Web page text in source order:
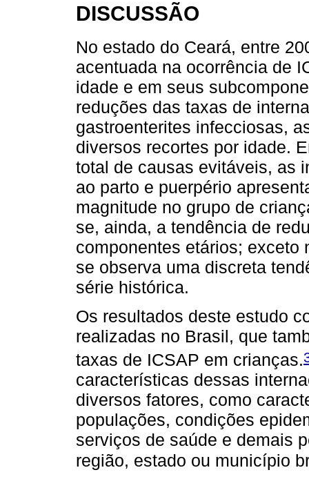
DISCUSSÃO
No estado do Ceará, entre
acentuada na ocorrência de
idade e em seus
reduções das taxas de
gastroenterites infecciosas,
diversos recortes por idade.
total de causas evitáveis, as
ao parto e puerpério
magnitude no grupo de
se, ainda, a tendência de
componentes etários; exceto
se observa uma discreta
série histórica.
Os resultados deste estudo
realizadas no Brasil, que
taxas de ICSAP em crianças.
características dessas
diversos fatores, como
populações, condições
serviços de saúde e demais
região, estado ou município